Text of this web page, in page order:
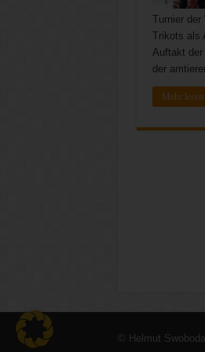
Turnier
Trikots als
Auftakt der
der
Mehr lesen
© Helmut